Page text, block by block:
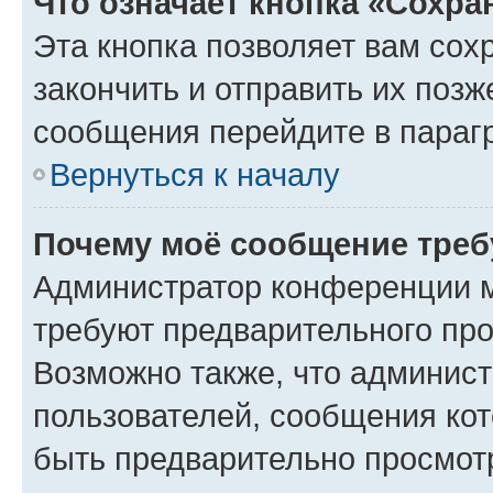
Эта кнопка позволяет вам
закончить и отправить их
сообщения перейдите в
Вернуться к началу
Почему моё сообщение
Администратор конференции
требуют предварительного
Возможно также, что
пользователей, сообщения
быть предварительно